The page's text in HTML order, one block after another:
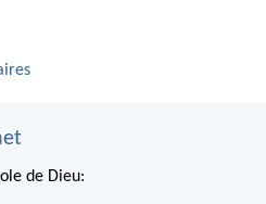
de Dieu: